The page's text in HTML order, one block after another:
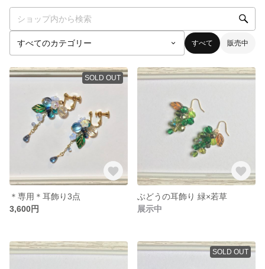
すべて 販売中
SOLD OUT
＊専用＊耳飾り3点
3,600円
ぶどうの耳飾り 緑×若草
展示中
SOLD OUT